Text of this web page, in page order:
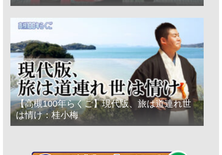
【高槻100年らくご】現代版、旅は道連れ世
は情け：桂小梅